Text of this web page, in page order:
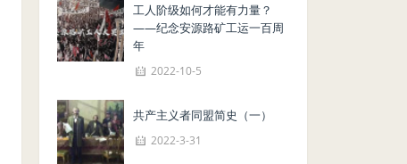
工人阶级如何才能有力量？
——纪念安源路矿工运一百周
年
2022-10-5
共产主义者同盟简史（一）
2022-3-31